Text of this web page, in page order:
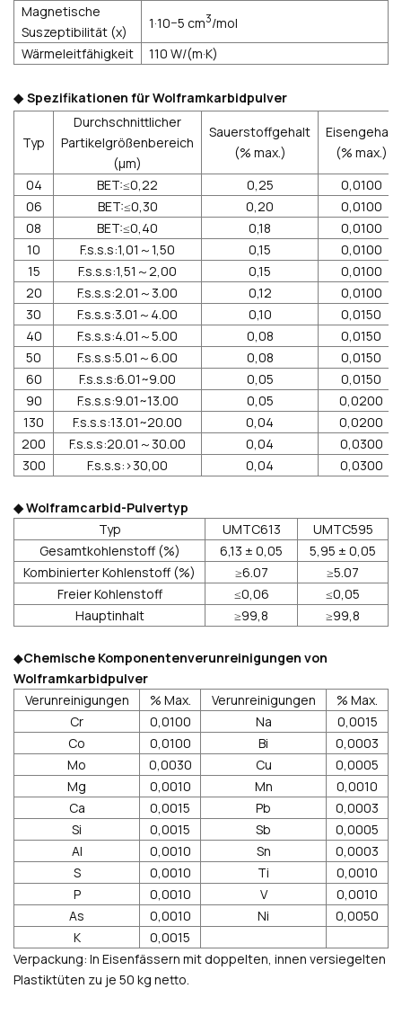
Magnetische
Suszeptibilität (χ)
1·10−5 cm3/mol
Wärmeleitfähigkeit
110 W/(m·K)
◆ Spezifikationen für Wolframkarbidpulver
Typ
Durchschnittlicher
Partikelgrößenbereich
(µm)
Sauerstoffgehalt
(% max.)
Eisengehalt
(% max.)
04
BET:≤0,22 0,25
0,0100
06
BET:≤0,30 0,20
0,0100
08
BET:≤0,40 0,18
0,0100
10
F.s.s.s:1,01～1,50 0,15
0,0100
15
F.s.s.s:1,51～2,00 0,15
0,0100
20
F.s.s.s:2.01～3.00 0,12
0,0100
30
F.s.s.s:3.01～4.00 0,10
0,0150
40
F.s.s.s:4.01～5.00 0,08
0,0150
50
F.s.s.s:5.01～6.00 0,08
0,0150
60
F.s.s.s:6.01~9.00 0,05
0,0150
90
F.s.s.s:9.01~13.00 0,05
0,0200
130
F.s.s.s:13.01~20.00 0,04
0,0200
200
F.s.s.s:20.01～30.00 0,04
0,0300
300
F.s.s.s:>30,00 0,04 0,0300
◆ Wolframcarbid-Pulvertyp
Typ
UMTC613
UMTC595
Gesamtkohlenstoff (%)
6,13 ± 0,05
5,95 ± 0,05
Kombinierter Kohlenstoff (%)
≥6.07
≥5.07
Freier Kohlenstoff
≤0,06
≤0,05
Hauptinhalt
≥99,8 ≥99,8
◆Chemische Komponentenverunreinigungen von
Wolframkarbidpulver
Verunreinigungen
% Max. Verunreinigungen
% Max.
Cr
0,0100 Na
0,0015
Co
0,0100 Bi
0,0003
Mo
0,0030 Cu
0,0005
Mg
0,0010 Mn
0,0010
Ca
0,0015 Pb
0,0003
Si
0,0015 Sb
0,0005
Al
0,0010 Sn
0,0003
S
0,0010 Ti
0,0010
P
0,0010 V
0,0010
As
0,0010 Ni
0,0050
K
0,0015
Verpackung: In Eisenfässern mit doppelten, innen versiegelten
Plastiktüten zu je 50 kg netto.